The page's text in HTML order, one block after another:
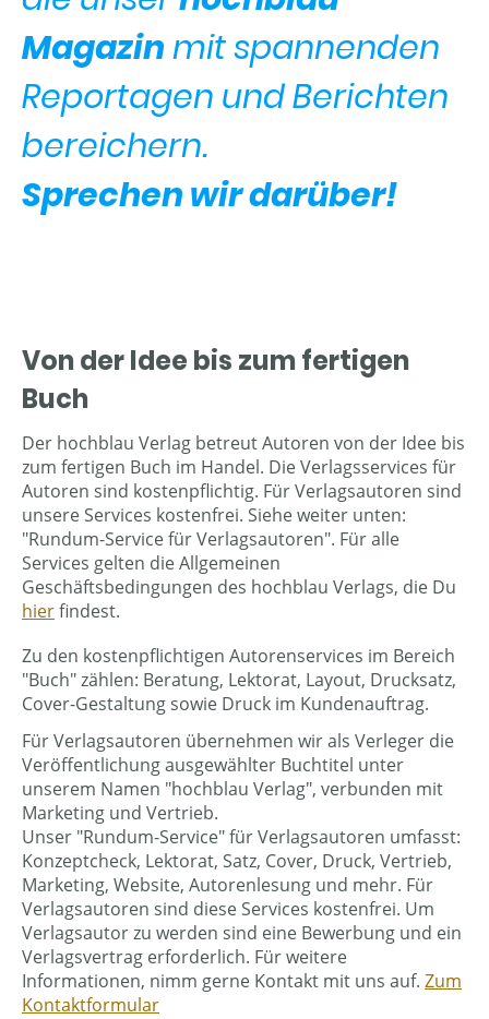
Magazinmit spannenden
Reportagen und Berichten
bereichern.
Sprechen wir darüber!
Von der Idee bis zum fertigen
Buch
Der hochblau Verlag betreut Autoren von der Idee bis
zum fertigen Buch im Handel. Die Verlagsservices für
Autoren sind kostenpflichtig. Für Verlagsautoren sind
unsere Services kostenfrei. Siehe weiter unten:
"Rundum-Service für Verlagsautoren". Für alle
Services gelten die Allgemeinen
Geschäftsbedingungen des hochblau Verlags, die Du
hierfindest.
Zu den kostenpflichtigen Autorenservices im Bereich
"Buch" zählen: Beratung, Lektorat, Layout, Drucksatz,
Cover-Gestaltung sowie Druck im Kundenauftrag.
Für Verlagsautoren übernehmen wir als Verleger die
Veröffentlichung ausgewählter Buchtitel unter
unserem Namen "hochblau Verlag", verbunden mit
Marketing und Vertrieb.
Unser "Rundum-Service" für Verlagsautoren umfasst:
Konzeptcheck, Lektorat, Satz, Cover, Druck, Vertrieb,
Marketing, Website, Autorenlesung und mehr. Für
Verlagsautoren sind diese Services kostenfrei. Um
Verlagsautor zu werden sind eine Bewerbung und ein
Verlagsvertrag erforderlich. Für weitere
Informationen, nimm gerne Kontakt mit uns auf. Zum
Kontaktformular